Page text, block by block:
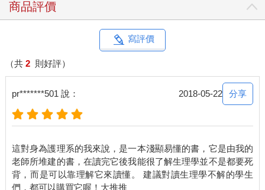
商品評價
寫評價
（共 2 則好評）
pr*******501 說： 2018-05-22 分享
這對身為護理系的我來說，是一本淺顯易懂的書，它是由我的
老師所堆建的書，在讀完它後我能很了解生理學並不是都要死
背，而是可以靠理解它來讀懂。 建議對讀生理學不解的學生